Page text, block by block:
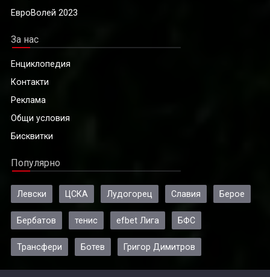
ЕвроВолей 2023
За нас
Енциклопедия
Контакти
Реклама
Общи условия
Бисквитки
Популярно
Левски ЦСКА Лудогорец Славия Берое
Бербатов тенис efbet Лига БФС
Трансфери Ботев Григор Димитров